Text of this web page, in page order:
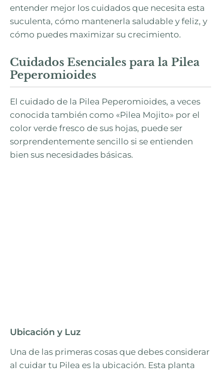
entender mejor los cuidados que necesita esta
suculenta, cómo mantenerla saludable y feliz, y
cómo puedes maximizar su crecimiento.
Cuidados Esenciales para la Pilea
Peperomioides
El cuidado de la Pilea Peperomioides, a veces
conocida también como «Pilea Mojito» por el
color verde fresco de sus hojas, puede ser
sorprendentemente sencillo si se entienden
bien sus necesidades básicas.
Ubicación y Luz
Una de las primeras cosas que debes considerar
al cuidar tu Pilea es la ubicación. Esta planta